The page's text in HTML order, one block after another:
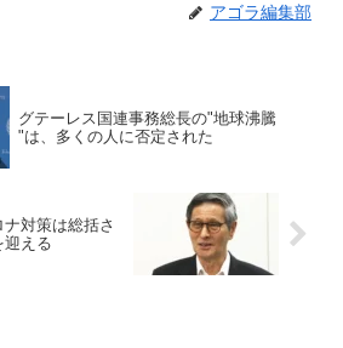
アゴラ編集部
グテーレス国連事務総長の"地球沸騰
"は、多くの人に否定された
対策は総括さ
迎える